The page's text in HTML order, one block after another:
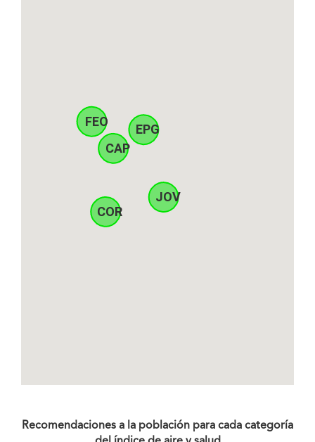
CAP
COR
EPG
FEO
JOV
Recomendaciones a la población para cada categoría